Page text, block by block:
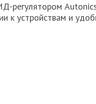
регулятором
к устройствам и